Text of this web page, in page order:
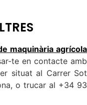
maquinària agrícola
te en contacte amb
situat al Carrer Sot
o trucar al +34 93